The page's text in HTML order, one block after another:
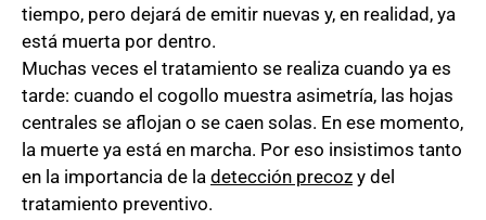
tiempo, pero dejará de emitir nuevas y, en realidad, ya
está muerta por dentro.
Muchas veces el tratamiento se realiza cuando ya es
tarde: cuando el cogollo muestra asimetría, las hojas
centrales se aflojan o se caen solas. En ese momento,
la muerte ya está en marcha. Por eso insistimos tanto
en la importancia de la detección precoz y del
tratamiento preventivo.